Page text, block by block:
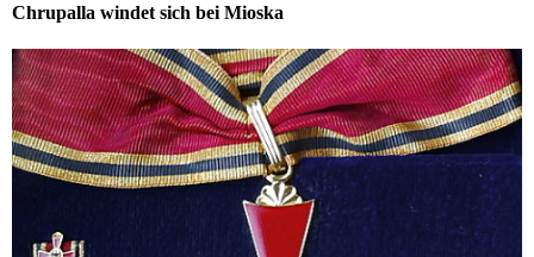
Chrupalla windet sich bei Mioska